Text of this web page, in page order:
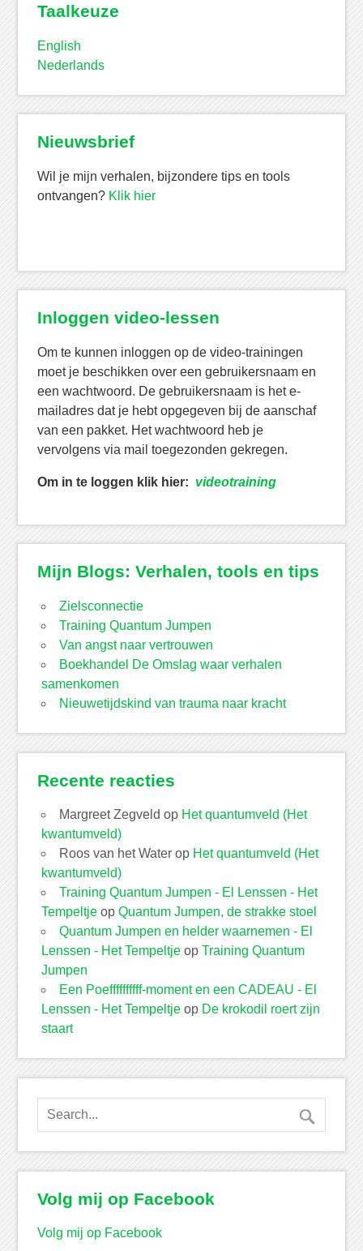
Taalkeuze
English
Nederlands
Nieuwsbrief
Wil je mijn verhalen, bijzondere tips en tools
ontvangen? Klik hier
Inloggen video-lessen
Om te kunnen inloggen op de video-trainingen
moet je beschikken over een gebruikersnaam en
een wachtwoord. De gebruikersnaam is het e-
mailadres dat je hebt opgegeven bij de aanschaf
van een pakket. Het wachtwoord heb je
vervolgens via mail toegezonden gekregen.
Om in te loggen klik hier: videotraining
Mijn Blogs: Verhalen, tools en tips
Zielsconnectie
Training Quantum Jumpen
Van angst naar vertrouwen
Boekhandel De Omslag waar verhalen
samenkomen
Nieuwetijdskind van trauma naar kracht
Recente reacties
Margreet Zegveld op Het quantumveld (Het
kwantumveld)
Roos van het Waterop Het quantumveld (Het
kwantumveld)
Training Quantum Jumpen - El Lenssen - Het
Tempeltjeop Quantum Jumpen, de strakke stoel
Quantum Jumpen en helder waarnemen - El
Lenssen - Het Tempeltjeop Training Quantum
Jumpen
Een Poeffffffffff-moment en een CADEAU - El
Lenssen - Het Tempeltjeop De krokodil roert zijn
staart
Volg mij op Facebook
Volg mij op Facebook